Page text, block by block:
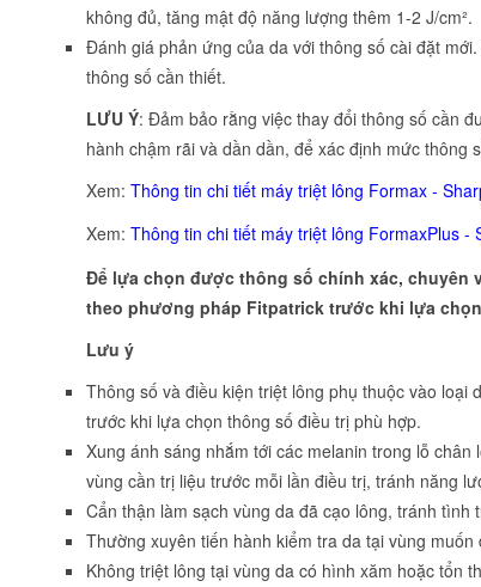
không đủ, tăng mật độ năng lượng thêm 1-2 J/cm².
Đánh giá phản ứng của da với thông số cài đặt
thông số cần thiết.
LƯU Ý: Đảm bảo rằng việc thay đổi thông số cần
hành chậm rãi và dần dần, để xác định mức thông
Xem: Thông tin chi tiết máy triệt lông Formax -
Xem: Thông tin chi tiết máy triệt lông FormaxPlus -
Để lựa chọn được thông số chính xác, chuyên
theo phương pháp Fitpatrick trước khi lựa
Lưu ý
Thông số và điều kiện triệt lông phụ thuộc vào
trước khi lựa chọn thông số điều trị phù hợp.
Xung ánh sáng nhắm tới các melanin trong lỗ
vùng cần trị liệu trước mỗi lần điều trị, tránh năng
Cẩn thận làm sạch vùng da đã cạo lông, tránh
Thường xuyên tiến hành kiểm tra da tại vùng
Không triệt lông tại vùng da có hình xăm hoặc tổn